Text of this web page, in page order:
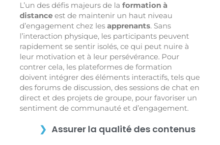
L’un des défis majeurs de la formation à
distance est de maintenir un haut niveau
d’engagement chez les apprenants. Sans
l’interaction physique, les participants peuvent
rapidement se sentir isolés, ce qui peut nuire à
leur motivation et à leur persévérance. Pour
contrer cela, les plateformes de formation
doivent intégrer des éléments interactifs, tels que
des forums de discussion, des sessions de chat en
direct et des projets de groupe, pour favoriser un
sentiment de communauté et d’engagement.
Assurer la qualité des contenus